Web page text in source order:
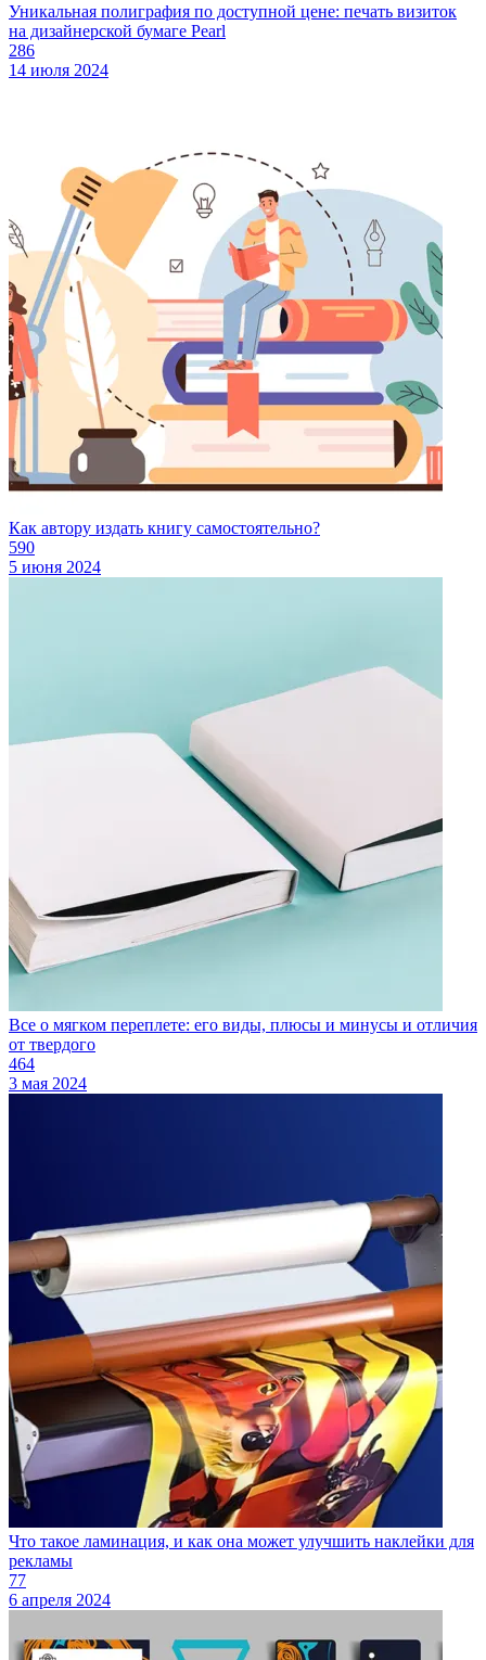
Уникальная полиграфия по доступной цене: печать визиток
на дизайнерской бумаге Pearl
286
14 июля 2024
Как автору издать книгу самостоятельно?
590
5 июня 2024
Все о мягком переплете: его виды, плюсы и минусы и отличия
от твердого
464
3 мая 2024
Что такое ламинация, и как она может улучшить наклейки для
рекламы
77
6 апреля 2024